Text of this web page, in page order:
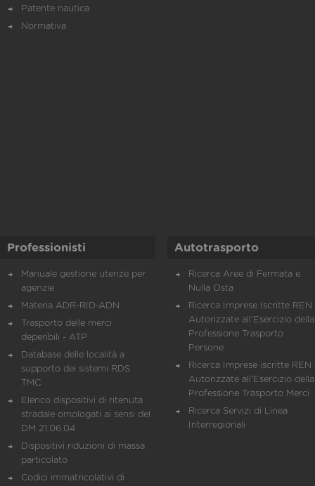
Patente nautica
Normativa
Professionisti
Manuale gestione utenze per
agenzie
Materia ADR-RID-ADN
Trasporto delle merci
deperibili - ATP
Database delle località a
supporto dei sistemi RDS
TMC
Elenco dispositivi di ritenuta
stradale omologati ai sensi del
DM 21.06.04
Dispositivi riduzioni di massa
particolato
Codici immatricolativi di
Autotrasporto
Ricerca Aree di Fermata e
Nulla Osta
Ricerca Imprese Iscritte REN
Autorizzate all'Esercizio della
Professione Trasporto
Persone
Ricerca Imprese iscritte REN
Autorizzate all'Esercizio della
Professione Trasporto Merci
Ricerca Servizi di Linea
Interregionali